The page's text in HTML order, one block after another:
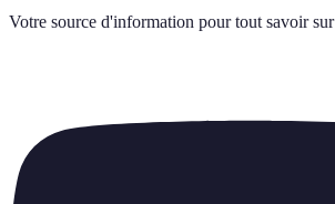
Votre source d'information pour tout savoir sur